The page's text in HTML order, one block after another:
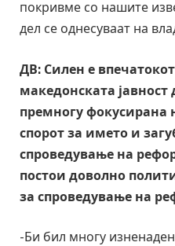
покривме со нашите
дел се однесуваат на
ДВ: Силен е
македонската
премногу фокусирана
спорот за името и
спроведување на
постои доволно
за спроведување на
-Би бил многу